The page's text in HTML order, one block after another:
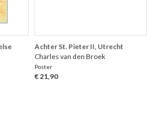
Achter St. Pieter II, Utrecht
Charles van den Broek
Poster
€ 21,90